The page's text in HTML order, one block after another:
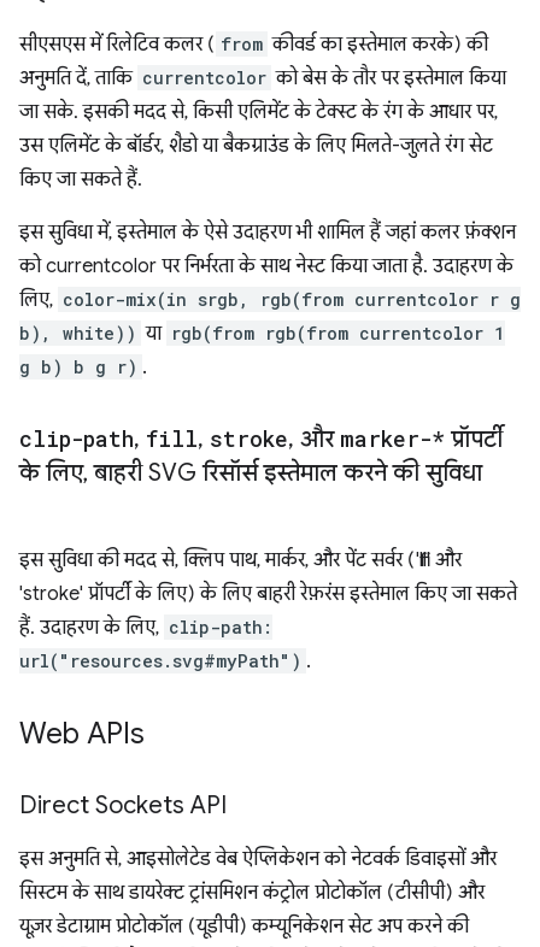
सीएसएस में रिलेटिव कलर ( from कीवर्ड का इस्तेमाल करके) की
अनुमति दें, ताकि currentcolor को बेस के तौर पर इस्तेमाल किया
जा सके. इसकी मदद से, किसी एलिमेंट के टेक्स्ट के रंग के आधार पर,
उस एलिमेंट के बॉर्डर, शैडो या बैकग्राउंड के लिए मिलते-जुलते रंग सेट
किए जा सकते हैं.
इस सुविधा में, इस्तेमाल के ऐसे उदाहरण भी शामिल हैं जहां कलर फ़ंक्शन
को currentcolor पर निर्भरता के साथ नेस्ट किया जाता है. उदाहरण के
लिए, color-mix(in srgb, rgb(from currentcolor r g
b), white)) या rgb(from rgb(from currentcolor 1
g b) b g r) .
clip-path, fill, stroke, और marker-* प्रॉपर्टी
के लिए, बाहरी SVG रिसॉर्स इस्तेमाल करने की सुविधा
इस सुविधा की मदद से, क्लिप पाथ, मार्कर, और पेंट सर्वर ('fill' और
'stroke' प्रॉपर्टी के लिए) के लिए बाहरी रेफ़रंस इस्तेमाल किए जा सकते
हैं. उदाहरण के लिए, clip-path:
url("resources.svg#myPath") .
Web APIs
Direct Sockets API
इस अनुमति से, आइसोलेटेड वेब ऐप्लिकेशन को नेटवर्क डिवाइसों और
सिस्टम के साथ डायरेक्ट ट्रांसमिशन कंट्रोल प्रोटोकॉल (टीसीपी) और
यूज़र डेटाग्राम प्रोटोकॉल (यूडीपी) कम्यूनिकेशन सेट अप करने की